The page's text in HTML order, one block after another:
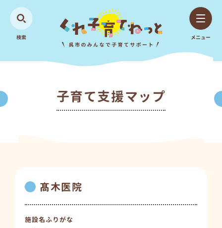
検索 メニュー
子育て支援マップ
髙木医院
施設名ふりがな